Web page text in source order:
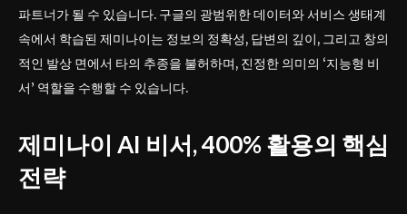
파트너가 될 수 있습니다. 구글의 광범위한 데이터와 서비스 생태계
속에서 학습된 제미나이는 정보의 정확성, 답변의 깊이, 그리고 창의
적인 발상 면에서 타의 추종을 불허하며, 진정한 의미의 ‘지능형 비
서’ 역할을 수행할 수 있습니다.
제미나이 AI 비서, 400% 활용의 핵심
전략